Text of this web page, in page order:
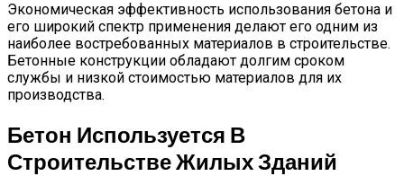
Экономическая эффективность использования бетона и
его широкий спектр применения делают его одним из
наиболее востребованных материалов в строительстве.
Бетонные конструкции обладают долгим сроком
службы и низкой стоимостью материалов для их
производства.
Бетон Используется В
Строительстве Жилых Зданий